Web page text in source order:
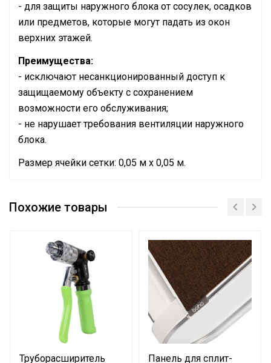
- для защиты наружного блока от сосулек, осадков
или предметов, которые могут падать из окон
верхних этажей.
Преимущества:
- исключают несанкционированный доступ к
защищаемому объекту с сохранением
возможности его обслуживания;
- не нарушает требования вентиляции наружного
блока.
Размер ячейки сетки: 0,05 м х 0,05 м.
соответствие
Вес товара с упаковкой
(брутто)
24.885
Высота упаковки
Гарантийный документ
Кассовый или товарный
Глубина упаковки
товара
101
Похожие товары
Труборасширитель Панель для сплит-